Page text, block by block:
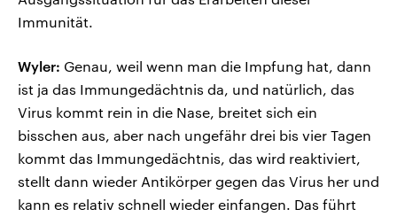
Immunität.
Wyler: Genau, weil wenn man die Impfung hat, dann
ist ja das Immungedächtnis da, und natürlich, das
Virus kommt rein in die Nase, breitet sich ein
bisschen aus, aber nach ungefähr drei bis vier Tagen
kommt das Immungedächtnis, das wird reaktiviert,
stellt dann wieder Antikörper gegen das Virus her und
kann es relativ schnell wieder einfangen. Das führt